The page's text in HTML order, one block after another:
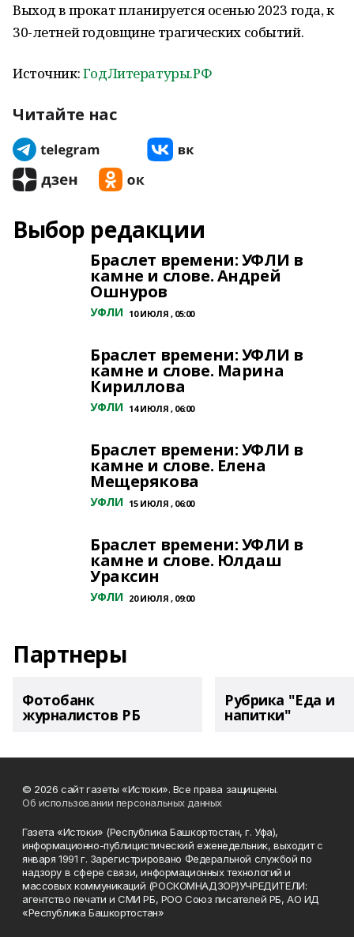
Выход в прокат планируется осенью 2023 года, к
30-летней годовщине трагических событий.
Источник:ГодЛитературы.РФ
Читайте нас
Выбор редакции
Браслет времени: УФЛИ в
камне и слове. Андрей
Ошнуров
УФЛИ 10 ИЮЛЯ , 05:00
Браслет времени: УФЛИ в
камне и слове. Марина
Кириллова
УФЛИ 14 ИЮЛЯ , 06:00
Браслет времени: УФЛИ в
камне и слове. Елена
Мещерякова
УФЛИ 15 ИЮЛЯ , 06:00
Браслет времени: УФЛИ в
камне и слове. Юлдаш
Ураксин
УФЛИ 20 ИЮЛЯ , 09:00
Партнеры
Фотобанк
журналистов РБ
Рубрика "Еда и
напитки"
© 2026 сайт газеты «Истоки». Все права защищены.
Об использовании персональных данных
Газета «Истоки» (Республика Башкортостан, г. Уфа),
информационно-публицистический еженедельник, выходит с
января 1991 г. Зарегистрировано Федеральной службой по
надзору в сфере связи, информационных технологий и
массовых коммуникаций (РОСКОМНАДЗОР)УЧРЕДИТЕЛИ:
агентство печати и СМИ РБ, РОО Союз писателей РБ, АО ИД
«Республика Башкортостан»